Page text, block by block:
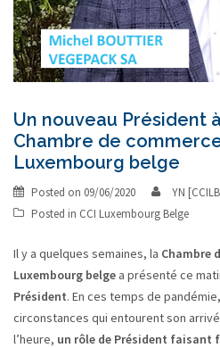
Un nouveau Président
Chambre de
Luxembourg belge
Posted on 09/06/2020
YN
Posted in CCI Luxembourg Belge
Il y a quelques semaines, la Chambre
Luxembourg belge a présenté ce
Président. En ces temps de
circonstances qui entourent son
l’heure, un rôle de Président faisant